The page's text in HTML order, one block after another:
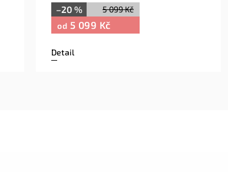
5 099 Kč
–20 %
od 5 099 Kč
Detail